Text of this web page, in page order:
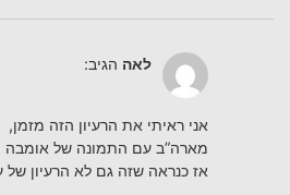
לאה הגיב:
אני ראיתי את הרעיון הזה מזמן,
מארה”ב עם התמונה של אומבה
אז כנראה שזה גם לא הרעיון של